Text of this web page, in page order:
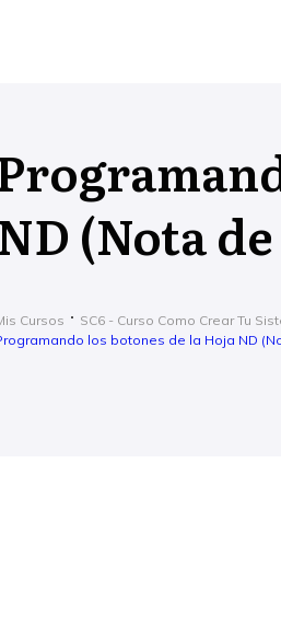
(Nota
Cursos SC6 - Curso Como Crear Tu
los botones de la Hoja ND